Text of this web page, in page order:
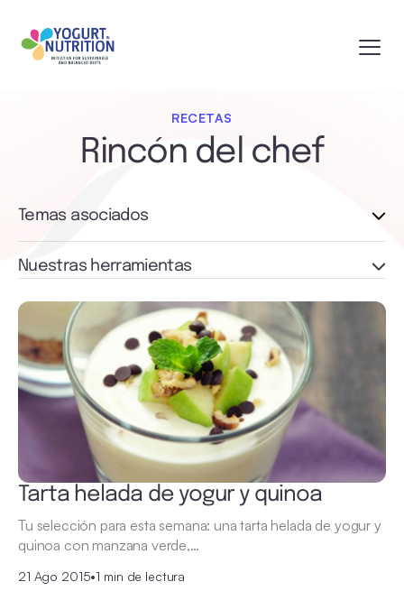
RECETAS
Rincón del chef
Tarta helada de yogur y quinoa
Tu selección para esta semana: una tarta helada de yogur y
quinoa con manzana verde,…
21 Ago 2015•1 min de lectura
Temas asociados
Nuestras herramientas